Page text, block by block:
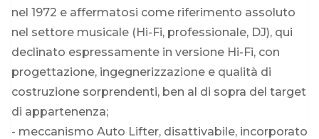
nel 1972 e affermatosi come riferimento assoluto
nel settore musicale (Hi-Fi, professionale, DJ), qui
declinato espressamente in versione Hi-Fi, con
progettazione, ingegnerizzazione e qualità di
costruzione sorprendenti, ben al di sopra del target
di appartenenza;
- meccanismo Auto Lifter, disattivabile, incorporato